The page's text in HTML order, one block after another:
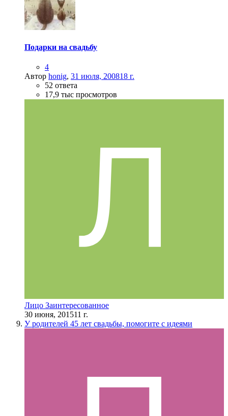
Подарки на свадьбу
4
Автор honig, 31 июля, 200818 г.
52 ответа
17,9 тыс просмотров
Лицо Заинтересованное
30 июня, 201511 г.
У родителей 45 лет свадьбы, помогите с идеями